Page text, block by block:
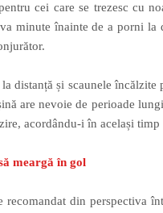
cei care se trezesc cu
minute înainte de a porni la
distanță și scaunele
are nevoie de perioade
acordându-i în același
meargă în gol
din perspectiva